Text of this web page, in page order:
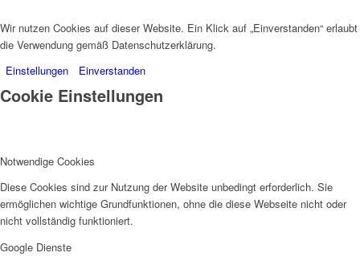
Wir nutzen Cookies auf dieser Website. Ein Klick auf „Einverstanden“ erlaubt
die Verwendung gemäß Datenschutzerklärung.
Einstellungen
Einverstanden
Cookie Einstellungen
Notwendige Cookies
Diese Cookies sind zur Nutzung der Website unbedingt erforderlich. Sie
ermöglichen wichtige Grundfunktionen, ohne die diese Webseite nicht oder
nicht vollständig funktioniert.
Google Dienste